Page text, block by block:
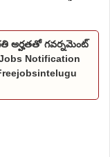
అర్హతతో గవర్నమెంట్
Notification